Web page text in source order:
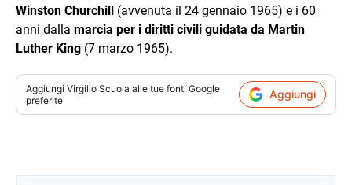
Winston Churchill (avvenuta il 24 gennaio 1965) e i 60
anni dalla marcia per i diritti civili guidata da Martin
Luther King (7 marzo 1965).
Aggiungi Virgilio Scuola alle tue fonti Google
preferite
Aggiungi